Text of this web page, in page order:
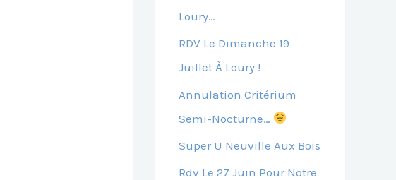
H
E
R
Loury…
RDV Le Dimanche 19
Juillet À Loury !
Annulation Critérium
Semi-Nocturne…
Super U Neuville Aux Bois
Rdv Le 27 Juin Pour Notre